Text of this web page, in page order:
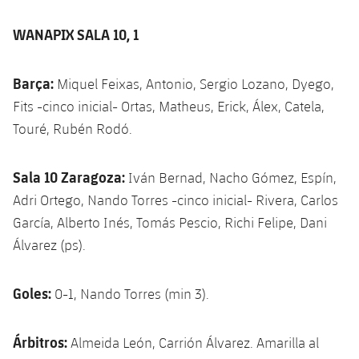
WANAPIX SALA 10, 1
Barça: Miquel Feixas, Antonio, Sergio Lozano, Dyego,
Fits -cinco inicial- Ortas, Matheus, Erick, Álex, Catela,
Touré, Rubén Rodó.
Sala 10 Zaragoza: Iván Bernad, Nacho Gómez, Espín,
Adri Ortego, Nando Torres -cinco inicial- Rivera, Carlos
García, Alberto Inés, Tomás Pescio, Richi Felipe, Dani
Álvarez (ps).
Goles: 0-1, Nando Torres (min 3).
Árbitros: Almeida León, Carrión Álvarez. Amarilla al